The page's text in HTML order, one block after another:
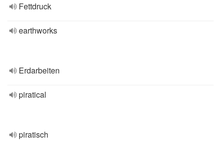
Fettdruck
earthworks
Erdarbeiten
piratical
piratisch